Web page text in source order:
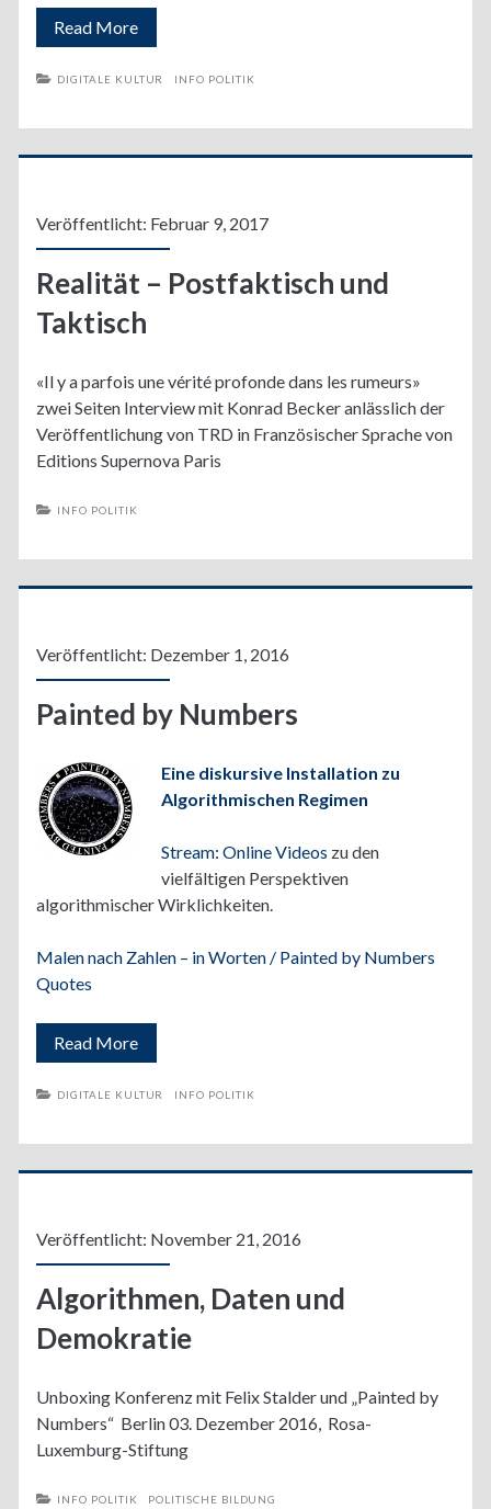
Read MoreInstallation,
DIGITALE KULTUR INFO POLITIK
Veröffentlicht: Februar 9, 2017
Realität – Postfaktisch und
Taktisch
«Il y a parfois une vérité profonde dans les rumeurs»
zwei Seiten Interview mit Konrad Becker anlässlich der
Veröffentlichung von TRD in Französischer Sprache von
Editions Supernova Paris
INFO POLITIK
Veröffentlicht: Dezember 1, 2016
Painted by Numbers
Eine diskursive Installation zu
Algorithmischen Regimen
Stream: Online Videos zu den
vielfältigen Perspektiven
algorithmischer Wirklichkeiten.
Malen nach Zahlen – in Worten / Painted by Numbers
Quotes
Read MorePainted
DIGITALE KULTUR INFO POLITIK
Veröffentlicht: November 21, 2016
Algorithmen, Daten und
Demokratie
Unboxing Konferenz mit Felix Stalder und „Painted by
Numbers“ Berlin 03. Dezember 2016, Rosa-
Luxemburg-Stiftung
INFO POLITIK POLITISCHE BILDUNG